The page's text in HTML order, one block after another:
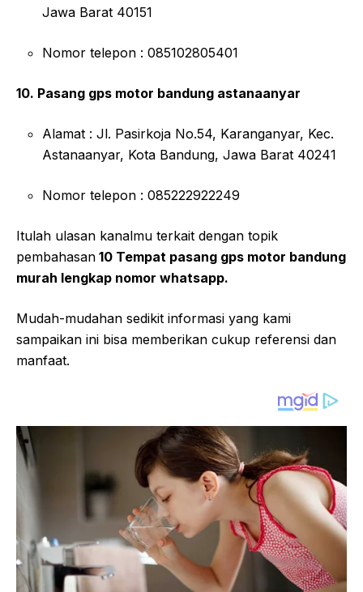
Jawa Barat 40151
Nomor telepon : 085102805401
10. Pasang gps motor bandung astanaanyar
Alamat : Jl. Pasirkoja No.54, Karanganyar, Kec.
Astanaanyar, Kota Bandung, Jawa Barat 40241
Nomor telepon : 085222922249
Itulah ulasan kanalmu terkait dengan topik
pembahasan 10 Tempat pasang gps motor bandung
murah lengkap nomor whatsapp.
Mudah-mudahan sedikit informasi yang kami
sampaikan ini bisa memberikan cukup referensi dan
manfaat.